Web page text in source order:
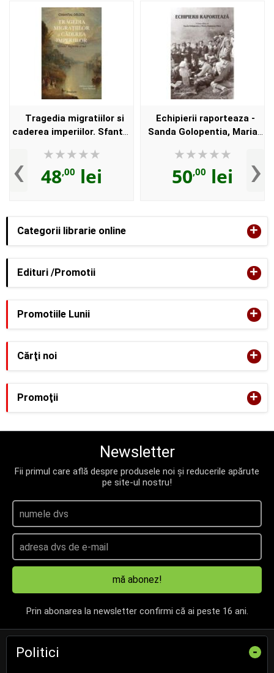
Categorii librarie online +
Edituri /Promotii +
‹
Tragedia migratiilor si
caderea imperiilor. Sfantul
Delsol
48,00 lei
Echipierii raporteaza -
Sanda Golopentia, Maria
50,00 lei ›
Promotiile Lunii +
Cărţi noi +
Promoţii +
Newsletter
Fii primul care află despre produsele noi și reducerile apărute
pe site-ul nostru!
mă abonez!
Prin abonarea la newsletter confirmi că ai peste 16 ani.
Politici -